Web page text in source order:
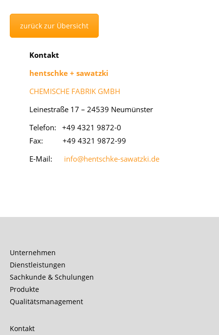
zurück zur Übersicht
Kon­takt
hentsch­ke + sa­watz­ki
CHEMISCHE FABRIK GMBH
Lei­ne­stra­ße 17 – 24539 Neu­müns­ter
Te­le­fon: +49 4321 9872-0
Fax: +49 4321 9872-99
E-Mail: info@hentschke-sawatzki.de
Unternehmen
Dienstleistungen
Sachkunde & Schulungen
Produkte
Qualitätsmanagement
Kontakt